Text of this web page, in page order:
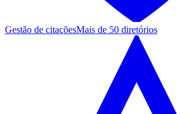
Gestão de citaçõesMais de 50 diretórios